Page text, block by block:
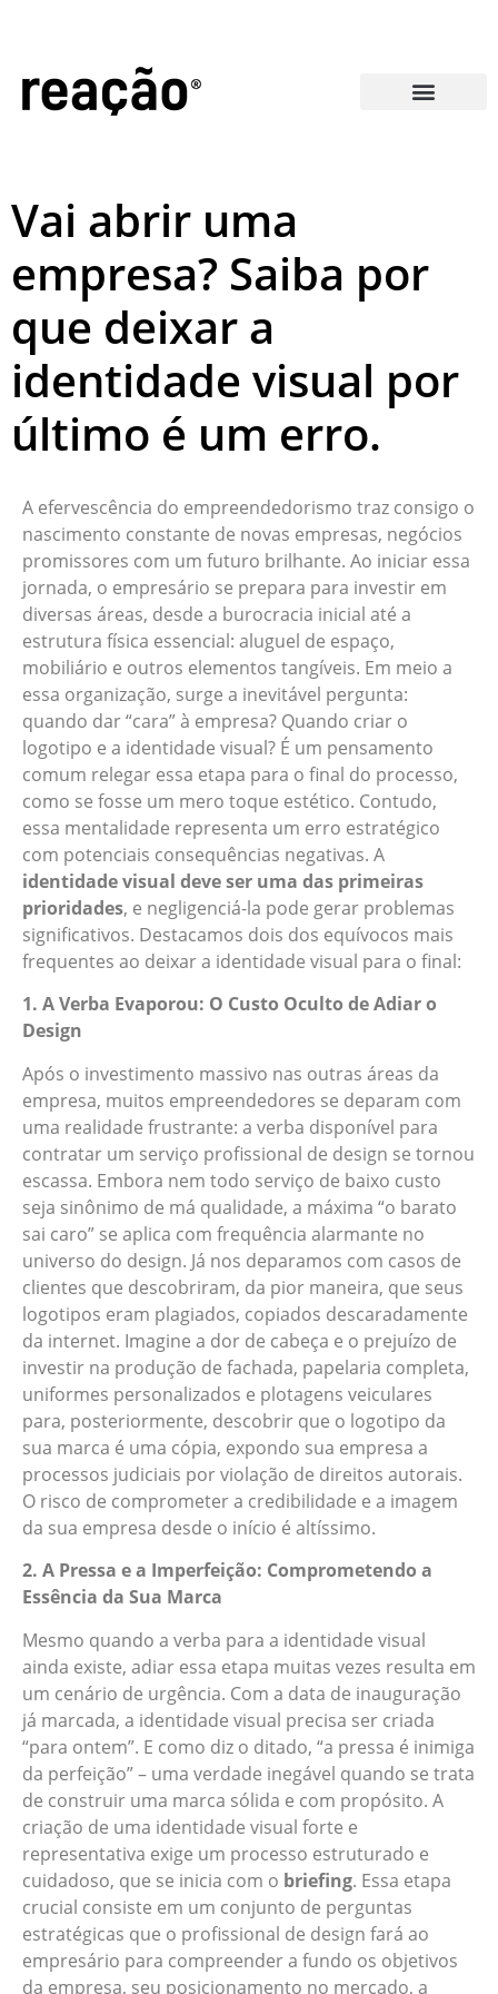
Vai abrir uma
empresa? Saiba por
que deixar a
identidade visual por
último é um erro.
A efervescência do empreendedorismo traz consigo o
nascimento constante de novas empresas, negócios
promissores com um futuro brilhante. Ao iniciar essa
jornada, o empresário se prepara para investir em
diversas áreas, desde a burocracia inicial até a
estrutura física essencial: aluguel de espaço,
mobiliário e outros elementos tangíveis. Em meio a
essa organização, surge a inevitável pergunta:
quando dar “cara” à empresa? Quando criar o
logotipo e a identidade visual? É um pensamento
comum relegar essa etapa para o final do processo,
como se fosse um mero toque estético. Contudo,
essa mentalidade representa um erro estratégico
com potenciais consequências negativas. A
identidade visual deve ser uma das primeiras
prioridades, e negligenciá-la pode gerar problemas
significativos. Destacamos dois dos equívocos mais
frequentes ao deixar a identidade visual para o final:
1. A Verba Evaporou: O Custo Oculto de Adiar o
Design
Após o investimento massivo nas outras áreas da
empresa, muitos empreendedores se deparam com
uma realidade frustrante: a verba disponível para
contratar um serviço profissional de design se tornou
escassa. Embora nem todo serviço de baixo custo
seja sinônimo de má qualidade, a máxima “o barato
sai caro” se aplica com frequência alarmante no
universo do design. Já nos deparamos com casos de
clientes que descobriram, da pior maneira, que seus
logotipos eram plagiados, copiados descaradamente
da internet. Imagine a dor de cabeça e o prejuízo de
investir na produção de fachada, papelaria completa,
uniformes personalizados e plotagens veiculares
para, posteriormente, descobrir que o logotipo da
sua marca é uma cópia, expondo sua empresa a
processos judiciais por violação de direitos autorais.
O risco de comprometer a credibilidade e a imagem
da sua empresa desde o início é altíssimo.
2. A Pressa e a Imperfeição: Comprometendo a
Essência da Sua Marca
Mesmo quando a verba para a identidade visual
ainda existe, adiar essa etapa muitas vezes resulta em
um cenário de urgência. Com a data de inauguração
já marcada, a identidade visual precisa ser criada
“para ontem”. E como diz o ditado, “a pressa é inimiga
da perfeição” – uma verdade inegável quando se trata
de construir uma marca sólida e com propósito. A
criação de uma identidade visual forte e
representativa exige um processo estruturado e
cuidadoso, que se inicia com o briefing. Essa etapa
crucial consiste em um conjunto de perguntas
estratégicas que o profissional de design fará ao
empresário para compreender a fundo os objetivos
da empresa, seu posicionamento no mercado, a